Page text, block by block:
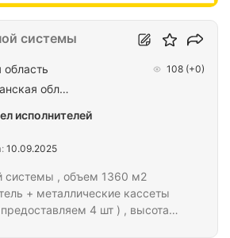
системы , объем 1360 м2
+ металлические кассеты
4 шт ) , высота
системы
область 108 (+0)
обл…
исполнителей
10.09.2025